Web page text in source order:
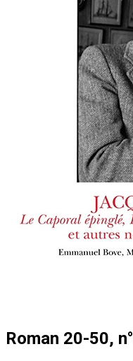
Roman 20-50,